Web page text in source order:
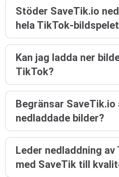
Stöder SaveTik.io
hela TikTok-
Kan jag ladda ner
TikTok?
Begränsar SaveTik.io
nedladdade bilder?
Leder nedladdning
med SaveTik till